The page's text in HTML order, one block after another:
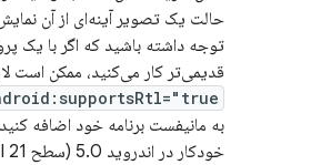
حالت یک تصویر آینه‌ای از آن
توجه داشته باشید که اگر با یک
قدیمی‌تر کار می‌کنید، ممکن است
به مانیفست برنامه خود اضافه